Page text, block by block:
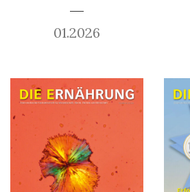
01.2026